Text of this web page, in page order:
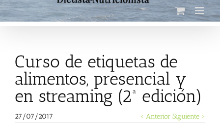
Curso de etiquetas de
alimentos, presencial y
en streaming (2ª edición)
27/07/2017 < Anterior Siguiente >